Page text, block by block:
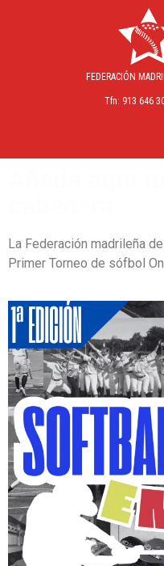
FEDERACIÓN
Tfn: 913 646
La Federación madrileña
Primer Torneo de sófbol